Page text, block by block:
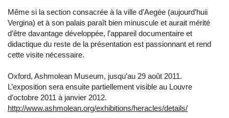
Même si la section consacrée à la ville d’Aegée (aujourd’huii
Vergina) et à son palais paraît bien minuscule et aurait mérité
d’être davantage développée, l’appareil documentaire et
didactique du reste de la présentation est passionnant et rend
cette visite nécessaire.
Oxford, Ashmolean Museum, jusqu’au 29 août 2011.
L’exposition sera ensuite partiellement visible au Louvre
d’octobre 2011 à janvier 2012.
http://www.ashmolean.org/exhibitions/heracles/details/